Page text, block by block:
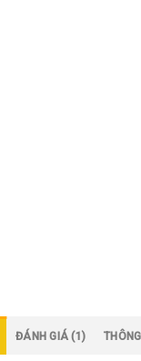
ĐÁNH GIÁ (1)